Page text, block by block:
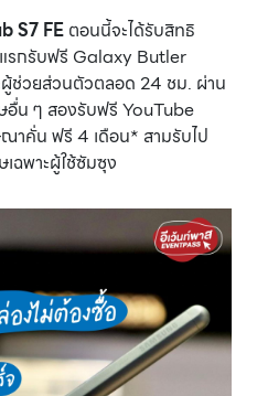
S7 FEตอนนี้จะได้รับสิทธิ
รกรับฟรี Galaxy Butler
ผู้ช่วยส่วนตัวตลอด 24 ชม. ผ่าน
อื่น ๆ สองรับฟรี YouTube
าคั่น ฟรี 4 เดือน* สามรับไป
ฉพาะผู้ใช้ซัมซุง